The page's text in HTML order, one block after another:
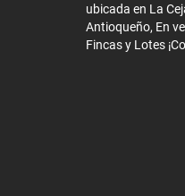
ubicada en La
Antioqueño, En
Fincas y Lotes